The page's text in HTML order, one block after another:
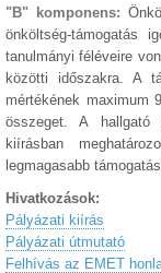
"B" komponens:
önköltség-támogatás
tanulmányi féléveire
közötti időszakra. A
mértékének maximum
összeget. A hallgató
kiírásban
legmagasabb
Hivatkozások:
Pályázati kiírás
Pályázati útmutató
Felhívás az EMET